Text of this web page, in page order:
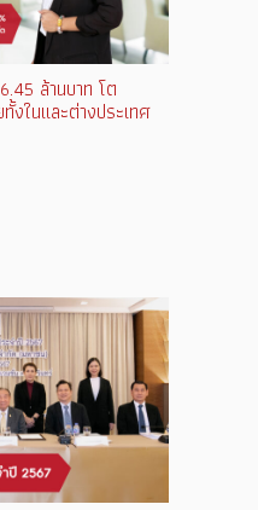
ล้านบาท โต
งในและต่างประเทศ